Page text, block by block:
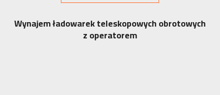
Wynajem ładowarek teleskopowych obrotowych
z operatorem